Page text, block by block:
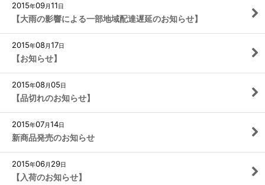
2015年09月11日
【大雨の影響による一部地域配達遅延のお知らせ】
2015年08月17日
【お知らせ】
2015年08月05日
【品切れのお知らせ】
2015年07月14日
新商品発売のお知らせ
2015年06月 29日
【入荷のお知らせ】